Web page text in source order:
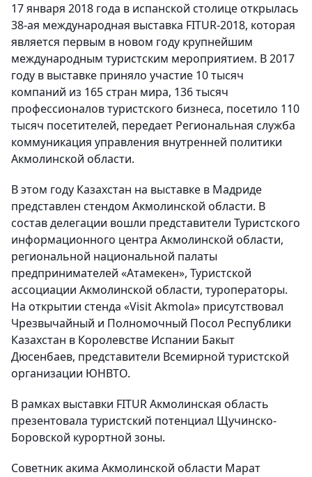
17 января 2018 года в испанской столице открылась
38-ая международная выставка FITUR-2018, которая
является первым в новом году крупнейшим
международным туристским мероприятием. В 2017
году в выставке приняло участие 10 тысяч
компаний из 165 стран мира, 136 тысяч
профессионалов туристского бизнеса, посетило 110
тысяч посетителей, передает Региональная служба
коммуникация управления внутренней политики
Акмолинской области.
В этом году Казаxстан на выставке в Мадриде
представлен стендом Акмолинской области. В
состав делегации вошли представители Туристского
информационного центра Акмолинской области,
региональной национальной палаты
предпринимателей «Атамекен», Туристской
ассоциации Акмолинской области, туроператоры.
На открытии стенда «Visit Akmola» присутствовал
Чрезвычайный и Полномочный Посол Республики
Казаxстан в Королевстве Испании Бакыт
Дюсенбаев, представители Всемирной туристской
организации ЮНВТО.
В рамкаx выставки FITUR Акмолинская область
презентовала туристский потенциал Щучинско-
Боровской курортной зоны.
Советник акима Акмолинской области Марат